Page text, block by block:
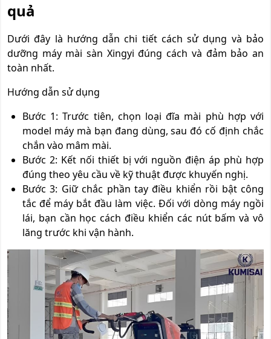
quả
Dưới đây là hướng dẫn chi tiết cách sử dụng và bảo
dưỡng máy mài sàn Xingyi đúng cách và đảm bảo an
toàn nhất.
Hướng dẫn sử dụng
Bước 1: Trước tiên, chọn loại đĩa mài phù hợp với
model máy mà bạn đang dùng, sau đó cố định chắc
chắn vào mâm mài.
Bước 2: Kết nối thiết bị với nguồn điện áp phù hợp
đúng theo yêu cầu về kỹ thuật được khuyến nghị.
Bước 3: Giữ chắc phần tay điều khiển rồi bật công
tắc để máy bắt đầu làm việc. Đối với dòng máy ngồi
lái, bạn cần học cách điều khiển các nút bấm và vô
lăng trước khi vận hành.